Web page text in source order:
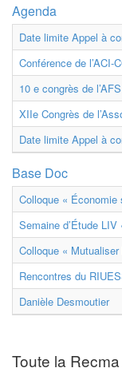
Agenda
Date limite Appel à
Conférence de l’ACI-
10 e congrès de
XIIe Congrès de
Date limite Appel à
Base Doc
Colloque «
Semaine d’Étude
Colloque «
Rencontres du
Danièle Desmoutier
Toute la Recma